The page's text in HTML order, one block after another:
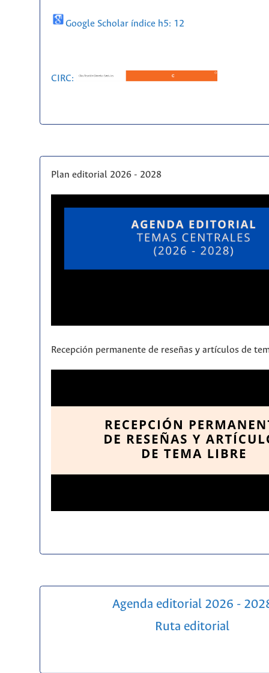
Google Scholar índice h5: 12
CIRC:
Plan editorial 2026 - 2028
Recepción permanente de reseñas y artículos de
Agenda editorial 2026 -
Ruta editorial